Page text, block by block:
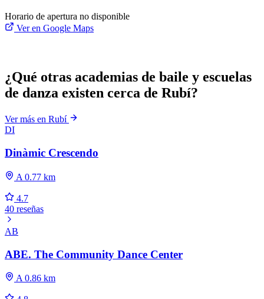
Horario de apertura no disponible
Ver en Google Maps
¿Qué otras academias de baile y escuelas
de danza existen cerca de Rubí?
Ver más en Rubí
DI
Dinàmic Crescendo
A 0.77 km
4.7
40 reseñas
AB
ABE. The Community Dance Center
A 0.86 km